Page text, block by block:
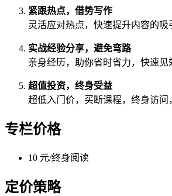
紧跟热点，借势写作
灵活应对热点，快速提升内容的吸
实战经验分享，避免弯路
亲身经历，助你省时省力，快速见
超值投资，终身受益
超低入门价，买断课程，终身访问
专栏价格
10 元/终身阅读
定价策略